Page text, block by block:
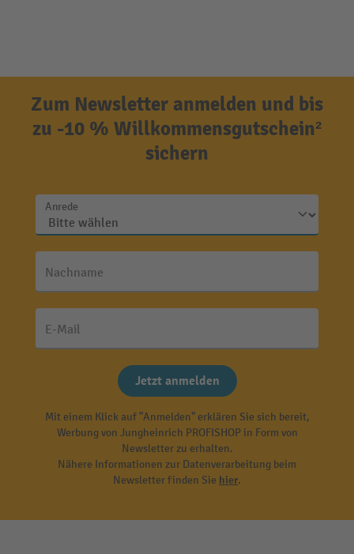
Zum Newsletter anmelden und bis
zu -10 % Willkommensgutschein²
sichern
Anrede
Nachname
E-Mail
Jetzt anmelden
Mit einem Klick auf "Anmelden" erklären Sie sich bereit,
Werbung von Jungheinrich PROFISHOP in Form von
Newsletter zu erhalten.
Nähere Informationen zur Datenverarbeitung beim
Newsletter finden Sie hier.